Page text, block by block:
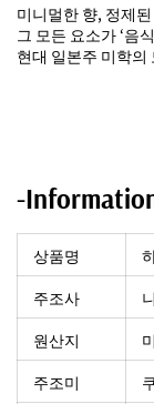
미니멀한 향, 정제
그 모든 요소가 ‘음
현대 일본주 미학의
-
상품명
주조사
원산지
주조미